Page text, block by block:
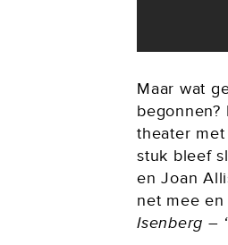
Maar wat
theater
stuk bleef
en Joan
net mee en
Isenberg –